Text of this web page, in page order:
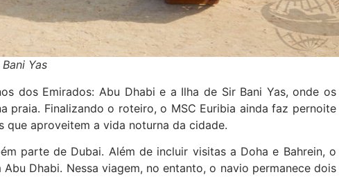
Yas
dos Emirados: Abu Dhabi e a Ilha de Sir Bani Yas, onde os
praia. Finalizando o roteiro, o MSC Euribia ainda faz pernoite
que aproveitem a vida noturna da cidade.
parte de Dubai. Além de incluir visitas a Doha e Bahrein, o
Dhabi. Nessa viagem, no entanto, o navio permanece dois